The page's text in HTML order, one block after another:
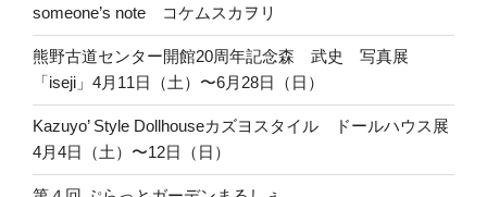
someone’s note コケムスカヲリ
熊野古道センター開館20周年記念森 武史 写真展
「iseji」4月11日（土）〜6月28日（日）
Kazuyo’ Style Dollhouseカズヨスタイル ドールハウス展
4月4日（土）〜12日（日）